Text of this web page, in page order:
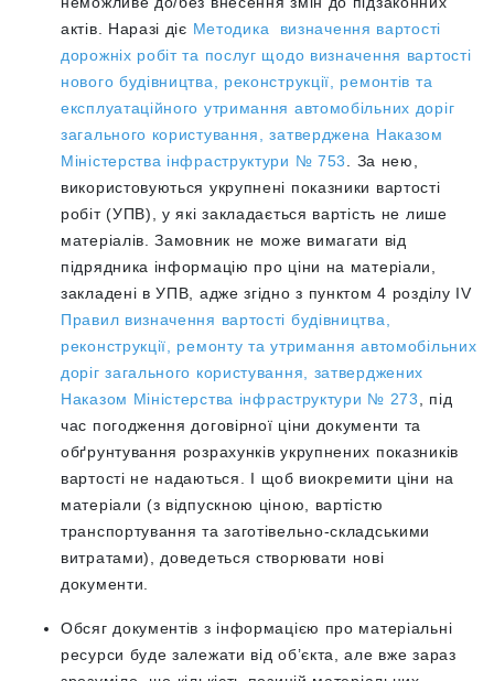
актів. Наразі діє Методика визначення вартості
дорожніх робіт та послуг щодо визначення вартості
нового будівництва, реконструкції, ремонтів та
експлуатаційного утримання автомобільних доріг
загального користування, затверджена Наказом
Міністерства інфраструктури № 753
. За нею,
використовуються укрупнені показники вартості
робіт (УПВ), у які закладається вартість не лише
матеріалів. Замовник не може вимагати від
підрядника інформацію про ціни на матеріали,
закладені в УПВ, адже згідно з пунктом 4 розділу ІV
Правил визначення вартості будівництва,
реконструкції, ремонту та утримання автомобільних
доріг загального користування, затверджених
Наказом Міністерства інфраструктури № 273
, під
час погодження договірної ціни документи та
обґрунтування розрахунків укрупнених показників
вартості не надаються. І щоб виокремити ціни на
матеріали (з відпускною ціною, вартістю
транспортування та заготівельно-складськими
витратами), доведеться створювати нові
документи.
Обсяг документів з інформацією про матеріальні
ресурси буде залежати від об’єкта, але вже зараз